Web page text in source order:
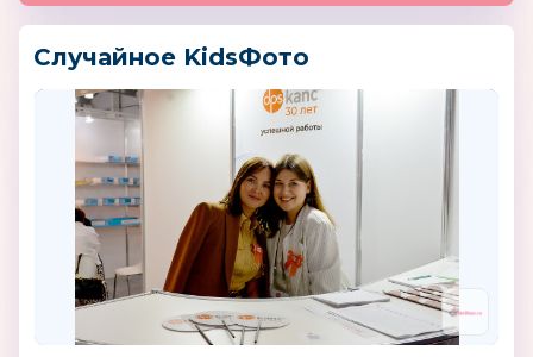
Случайное KidsФото